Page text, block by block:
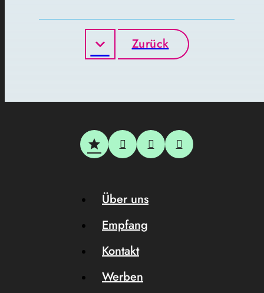
Zurück
Über uns
Empfang
Kontakt
Werben